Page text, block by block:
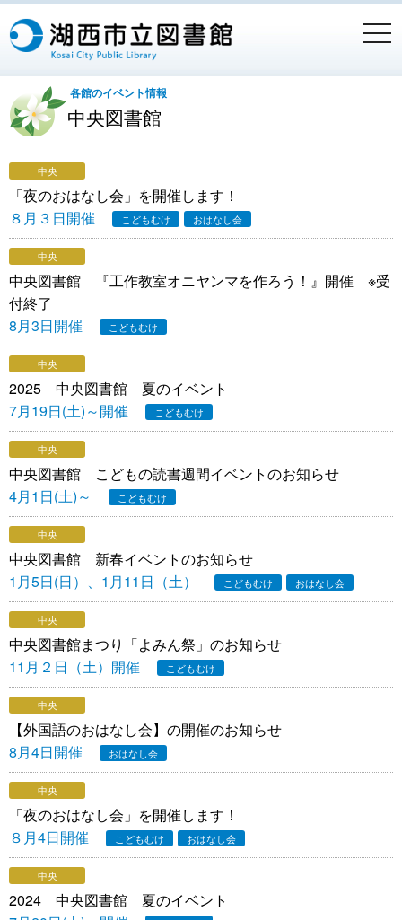
各館のイベント情報
中央図書館
中央
「夜のおはなし会」を開催します！
８月３日開催
こどもむけ おはなし会
中央
中央図書館 『工作教室オニヤンマを作ろう！』開催 ※受
付終了
8月3日開催
こどもむけ
中央
2025 中央図書館 夏のイベント
7月19日(土)～開催
こどもむけ
中央
中央図書館 こどもの読書週間イベントのお知らせ
4月1日(土)～
こどもむけ
中央
中央図書館 新春イベントのお知らせ
1月5日(日）、1月11日（土）
こどもむけ おはなし会
中央
中央図書館まつり「よみん祭」のお知らせ
11月２日（土）開催
こどもむけ
中央
【外国語のおはなし会】の開催のお知らせ
8月4日開催
おはなし会
中央
「夜のおはなし会」を開催します！
８月4日開催
こどもむけ おはなし会
中央
2024 中央図書館 夏のイベント